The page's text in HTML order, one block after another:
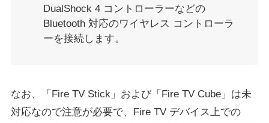
DualShock 4 コントローラーなどの
Bluetooth 対応のワイヤレス コントローラ
ーを接続します。
なお、「Fire TV Stick」および「Fire TV Cube」は未
対応なので注意が必要で、Fire TV デバイス上での